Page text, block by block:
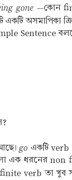
gone—কোন
অসমাপিকা
Sentence
go একটি
ধরনের non
verb তা খুব